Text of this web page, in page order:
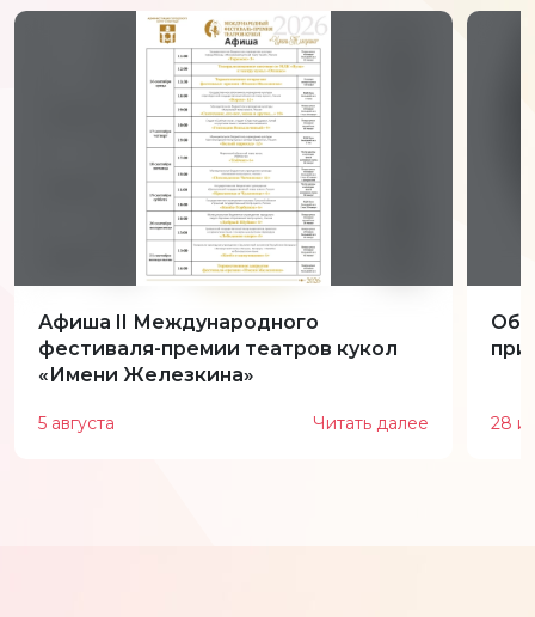
Афиша II Международного
фестиваля-премии театров кукол
«Имени Железкина»
5 августа Читать далее 28